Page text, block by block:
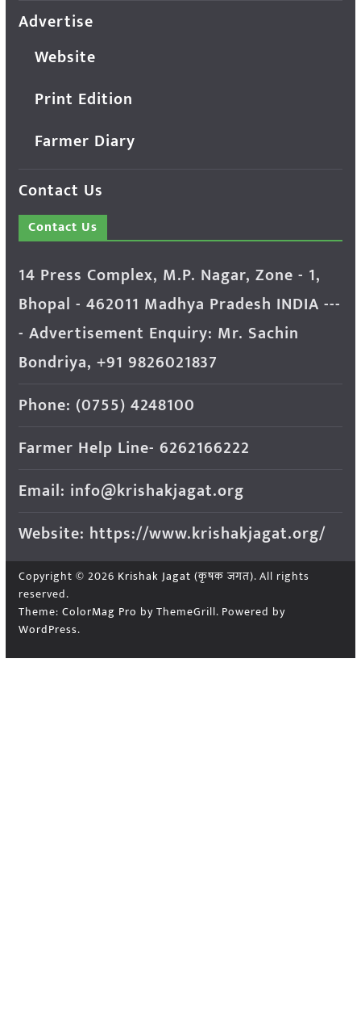
Advertise
Website
Print Edition
Farmer Diary
Contact Us
Contact Us
14 Press Complex, M.P. Nagar, Zone - 1,
Bhopal - 462011 Madhya Pradesh INDIA ---
- Advertisement Enquiry: Mr. Sachin
Bondriya, +91 9826021837
Phone: (0755) 4248100
Farmer Help Line- 6262166222
Email: info@krishakjagat.org
Website: https://www.krishakjagat.org/
Copyright © 2026 Krishak Jagat (कृषक जगत). All rights
reserved.
Theme: ColorMag Pro by ThemeGrill. Powered by
WordPress.